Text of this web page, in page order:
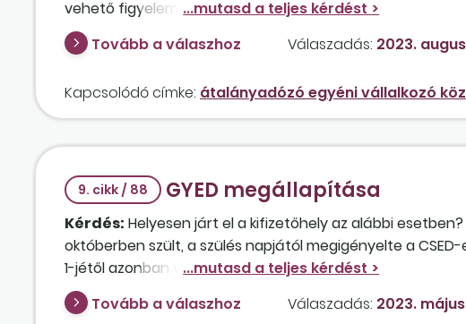
vehető figyelembe?
Tovább a válaszhoz
Válaszadás: 2023.
Kapcsolódó címke: átalányadózó egyéni vállalkozó
9. cikk / 88 GYED megállapítása
Kérdés: Helyesen járt el a kifizetőhely az alábbi
októberben szült, a szülés napjától megigényelte a
1-jétől azonban visszamondta az ellátást, mert
április 1-jétől GYED-et igényelt, nyilatkozott, hogy többes
ellátást, ezért kérelme alapján a kifizetőhely
Tovább a válaszhoz Válaszadás: 2023. május